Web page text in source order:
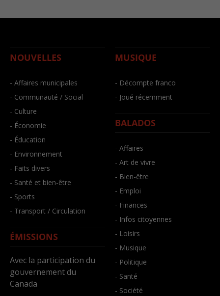
NOUVELLES
- Affaires municipales
- Communauté / Social
- Culture
- Économie
- Éducation
- Environnement
- Faits divers
- Santé et bien-être
- Sports
- Transport / Circulation
ÉMISSIONS
Avec la participation du
gouvernement du
Canada
MUSIQUE
- Décompte franco
- Joué récemment
BALADOS
- Affaires
- Art de vivre
- Bien-être
- Emploi
- Finances
- Infos citoyennes
- Loisirs
- Musique
- Politique
- Santé
- Société